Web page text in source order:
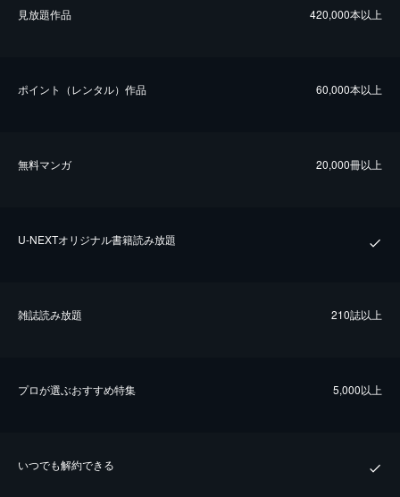
⾒放題作品 420,000本以上
ポイント（レンタル）作品 60,000本以上
無料マンガ 20,000冊以上
U-NEXTオリジナル書籍読み放題
雑誌読み放題 210誌以上
プロが選ぶおすすめ特集 5,000以上
いつでも解約できる